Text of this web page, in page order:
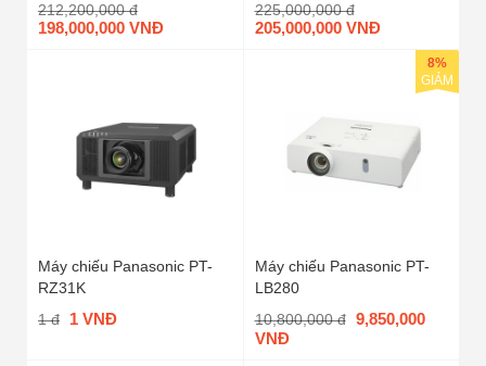
212,200,000 đ
198,000,000 VNĐ
225,000,000 đ
205,000,000 VNĐ
Máy chiếu Panasonic PT-
RZ31K
1 đ
1 VNĐ
Máy chiếu Panasonic PT-
LB280
10,800,000 đ 9,850,000
VNĐ
8%
GIẢM